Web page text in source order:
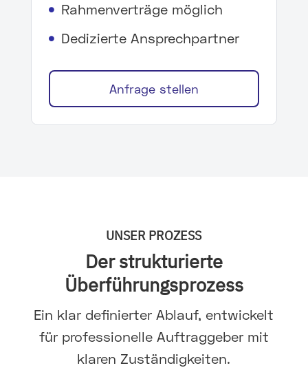
 Rahmenverträge möglich
 Dedizierte Ansprechpartner
Anfrage stellen
UNSER PROZESS
Der strukturierte
Überführungsprozess
Ein klar definierter Ablauf, entwickelt
für professionelle Auftraggeber mit
klaren Zuständigkeiten.